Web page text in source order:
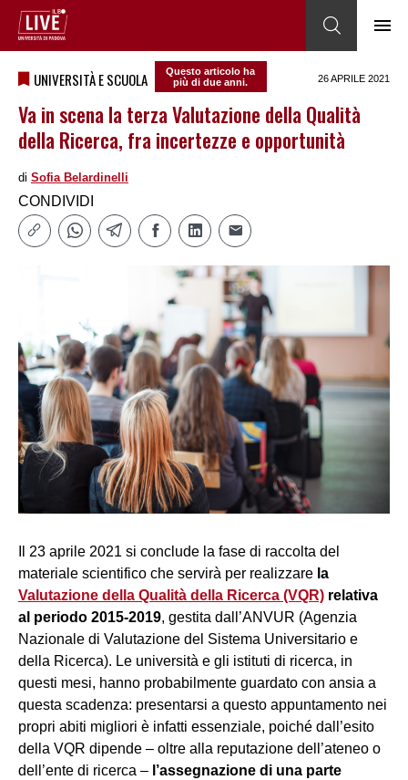
UNIVERSITÀ E SCUOLA
Questo articolo ha
più di due anni.
26 APRILE 2021
Va in scena la terza Valutazione della Qualità
della Ricerca, fra incertezze e opportunità
di Sofia Belardinelli
CONDIVIDI
Il 23 aprile 2021 si conclude la fase di raccolta del
materiale scientifico che servirà per realizzare la
Valutazione della Qualità della Ricerca (VQR) relativa
al periodo 2015-2019, gestita dall’ANVUR (Agenzia
Nazionale di Valutazione del Sistema Universitario e
della Ricerca). Le università e gli istituti di ricerca, in
questi mesi, hanno probabilmente guardato con ansia a
questa scadenza: presentarsi a questo appuntamento nei
propri abiti migliori è infatti essenziale, poiché dall’esito
della VQR dipende – oltre alla reputazione dell’ateneo o
dell’ente di ricerca – l’assegnazione di una parte